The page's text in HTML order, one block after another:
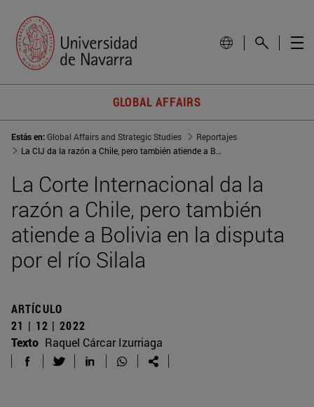
GLOBAL AFFAIRS
Estás en:Global Affairs and Strategic Studies
Reportajes
La CIJ da la razón a Chile, pero también atiende a Bolivia en la disputa por el Silala
La Corte Internacional da la
razón a Chile, pero también
atiende a Bolivia en la disputa
por el río Silala
ARTÍCULO
21 | 12 | 2022
Texto Raquel Cárcar Izurriaga